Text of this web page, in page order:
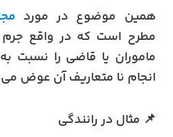
همین موضوع در مورد
مطرح است که در واقع جرم
ماموران یا قاضی را
انجام نا متعاریف آن عوض
📌 مثال در رانندگی